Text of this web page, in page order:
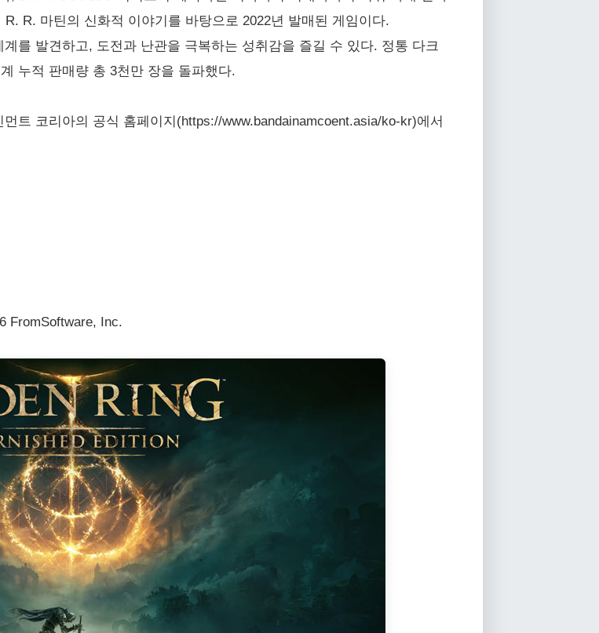
R. 마틴의 신화적 이야기를 바탕으로 2022년 발매된 게임이다.
를 발견하고, 도전과 난관을 극복하는 성취감을 즐길 수 있다. 정통 다크
누적 판매량 총 3천만 장을 돌파했다.
트 코리아의 공식 홈페이지(https://www.bandainamcoent.asia/ko-kr)에서
FromSoftware, Inc.